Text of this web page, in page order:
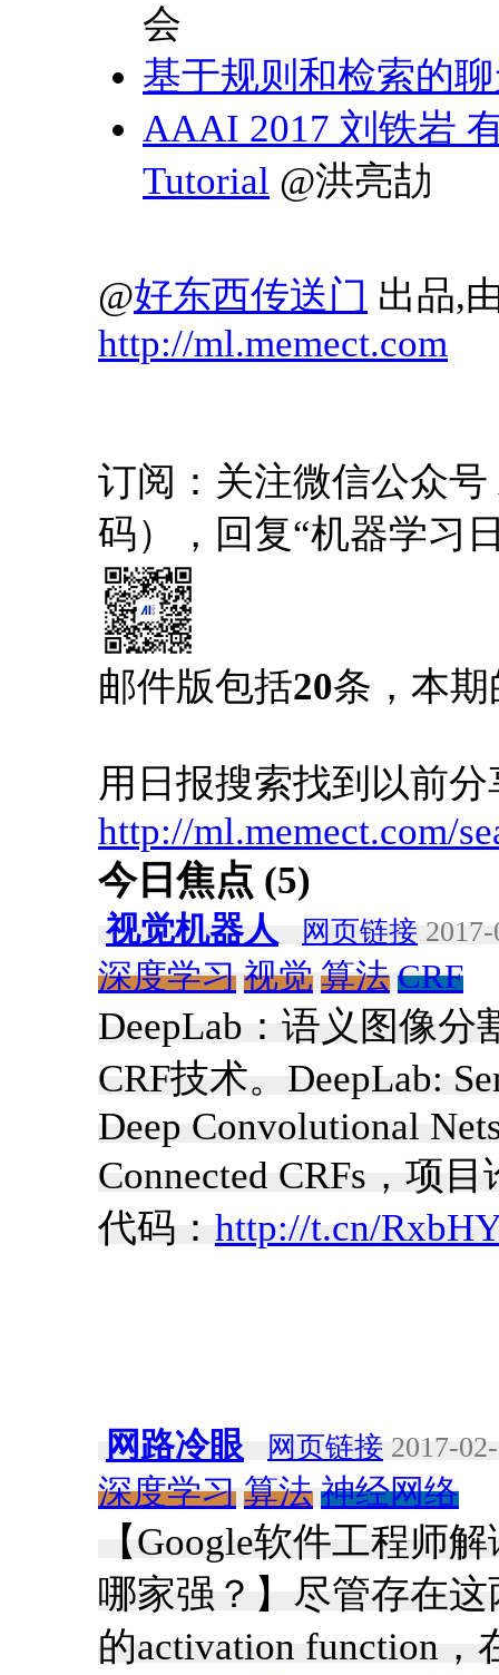
会
基于规则和检索的
AAAI 2017 刘铁岩
Tutorial @洪亮劼
@好东西传送门 出品,
http://ml.memect.com
订阅：关注微信公众
码），回复“机器学习
邮件版包括20条，本期
用日报搜索找到以前
http://ml.memect.com/
今日焦点 (5)
视觉机器人 网页链接
深度学习 视觉 算法 CRF
DeepLab：语义图像
CRF技术。DeepLab:
Deep Convolutional
Connected CRFs，项
代码： http://t.cn/
网路冷眼 网页链接 2017-
深度学习 算法 神经网络
【Google软件工程师
哪家强？】尽管存在
的activation function